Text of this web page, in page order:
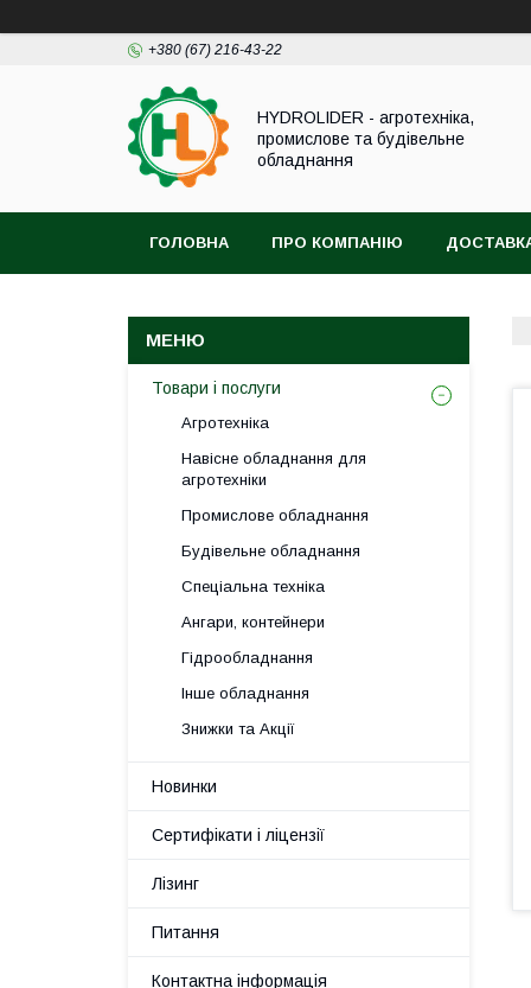
+380 (67) 216-43-22
HYDROLIDER - агротехніка,
промислове та будівельне
обладнання
ГОЛОВНА ПРО КОМПАНІЮ
Товари і послуги
Агротехніка
Навісне обладнання для
агротехніки
Промислове обладнання
Будівельне обладнання
Спеціальна техніка
Ангари, контейнери
Гідрообладнання
Інше обладнання
Знижки та Акції
Новинки
Сертифікати і ліцензії
Лізинг
Питання
Контактна інформація